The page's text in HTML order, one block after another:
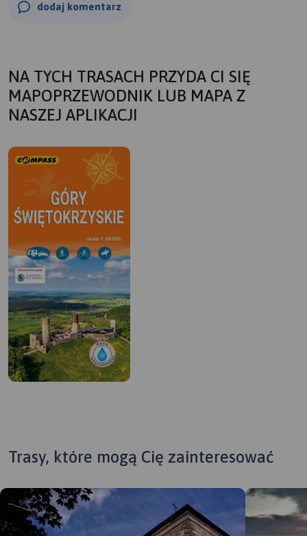
dodaj komentarz
NA TYCH TRASACH PRZYDA CI SIĘ
MAPOPRZEWODNIK LUB MAPA Z
NASZEJ APLIKACJI
Trasy, które mogą Cię zainteresować